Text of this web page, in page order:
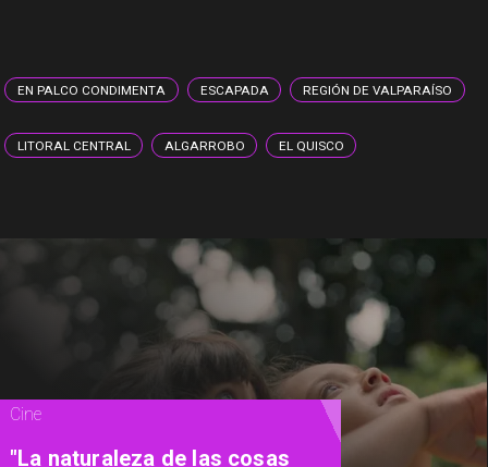
EN PALCO CONDIMENTA ESCAPADA REGIÓN DE VALPARAÍSO
LITORAL CENTRAL ALGARROBO EL QUISCO
Magazine
De la calle a los libros: Pablito